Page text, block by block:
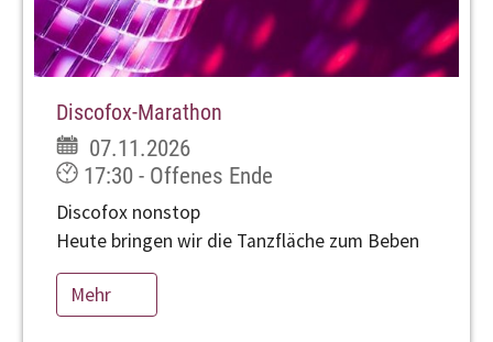
Discofox-Marathon
07.11.2026
17:30 - Offenes Ende
Discofox nonstop
Heute bringen wir die Tanzfläche zum Beben
Mehr